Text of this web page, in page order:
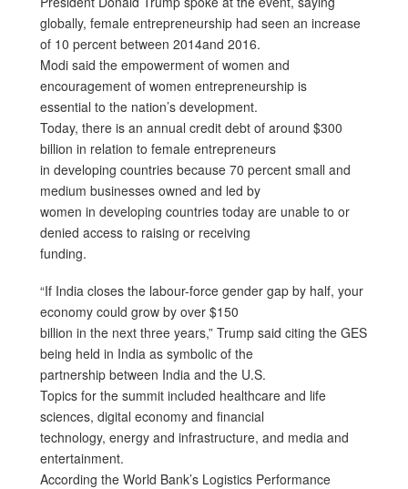
globally, female entrepreneurship had seen an increase
of 10 percent between 2014and 2016.
Modi said the empowerment of women and
encouragement of women entrepreneurship is
essential to the nation’s development.
Today, there is an annual credit debt of around $300
billion in relation to female entrepreneurs
in developing countries because 70 percent small and
medium businesses owned and led by
women in developing countries today are unable to or
denied access to raising or receiving
funding.
“If India closes the labour-force gender gap by half, your
economy could grow by over $150
billion in the next three years,” Trump said citing the GES
being held in India as symbolic of the
partnership between India and the U.S.
Topics for the summit included healthcare and life
sciences, digital economy and financial
technology, energy and infrastructure, and media and
entertainment.
According the World Bank’s Logistics Performance